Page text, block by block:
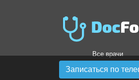
Все врачи
Записаться по